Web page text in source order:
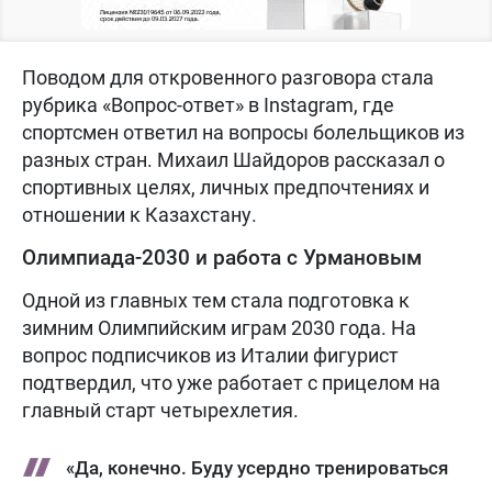
Поводом для откровенного разговора стала
рубрика «Вопрос-ответ» в Instagram, где
спортсмен ответил на вопросы болельщиков из
разных стран. Михаил Шайдоров рассказал о
спортивных целях, личных предпочтениях и
отношении к Казахстану.
Олимпиада-2030 и работа с Урмановым
Одной из главных тем стала подготовка к
зимним Олимпийским играм 2030 года. На
вопрос подписчиков из Италии фигурист
подтвердил, что уже работает с прицелом на
главный старт четырехлетия.
«Да, конечно. Буду усердно тренироваться